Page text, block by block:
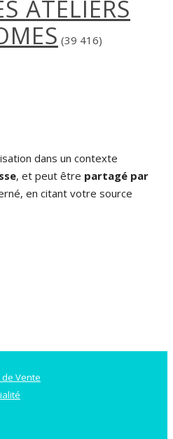
ATELIERS
(39 416)
dans un contexte
, et peut être partagé par
en citant votre source
Vente